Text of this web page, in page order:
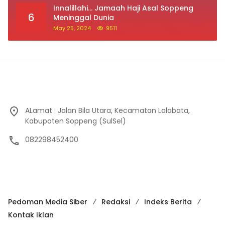
6
Innalillahi… Jamaah Haji Asal Soppeng
Meninggal Dunia
May 25, 2024 9511
ALamat : Jalan Bila Utara, Kecamatan Lalabata,
Kabupaten Soppeng (SulSel)
082298452400
Pedoman Media Siber Redaksi
Indeks Berita
Kontak Iklan